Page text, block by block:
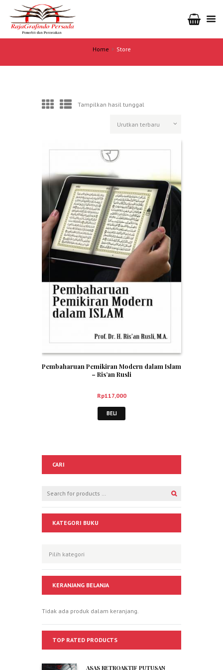
Home Store
Tampilkan hasil tunggal
Pembaharuan Pemikiran Modern dalam Islam
– Ris’an Rusli
Rp117,000
BELI
CARI
KATEGORI BUKU
KERANJANG BELANJA
Tidak ada produk dalam keranjang.
TOP RATED PRODUCTS
ASAS RETROAKTIF PUTUSAN